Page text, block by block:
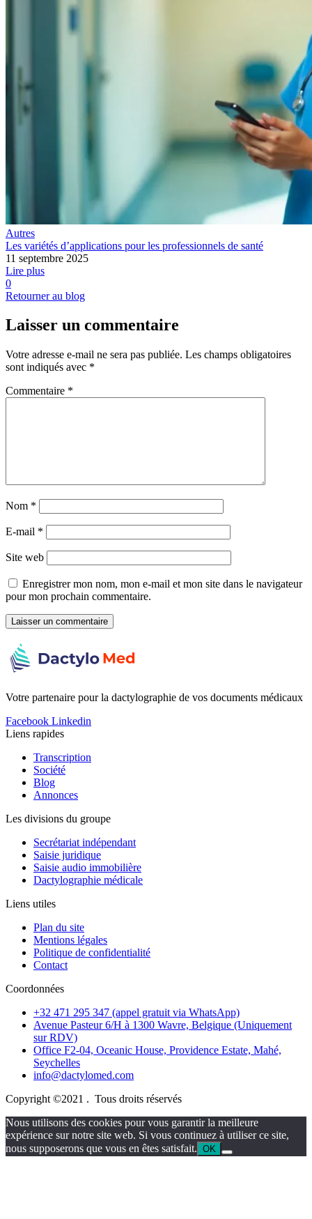
Autres
Les variétés d’applications pour les professionnels de santé
11 septembre 2025
Lire plus
0
Retourner au blog
Laisser un commentaire
Votre adresse e-mail ne sera pas publiée. Les champs obligatoires
sont indiqués avec *
Commentaire *
Nom *
E-mail *
Site web
Enregistrer mon nom, mon e-mail et mon site dans le navigateur
pour mon prochain commentaire.
Votre partenaire pour la dactylographie de vos documents médicaux
Facebook Linkedin
Liens rapides
Transcription
Société
Blog
Annonces
Les divisions du groupe
Secrétariat indépendant
Saisie juridique
Saisie audio immobilière
Dactylographie médicale
Liens utiles
Plan du site
Mentions légales
Politique de confidentialité
Contact
Coordonnées
+32 471 295 347 (appel gratuit via WhatsApp)
Avenue Pasteur 6/H à 1300 Wavre, Belgique (Uniquement
sur RDV)
Office F2-04, Oceanic House, Providence Estate, Mahé,
Seychelles
info@dactylomed.com
Copyright ©2021 . Tous droits réservés
Nous utilisons des cookies pour vous garantir la meilleure
expérience sur notre site web. Si vous continuez à utiliser ce site,
nous supposerons que vous en êtes satisfait. OK